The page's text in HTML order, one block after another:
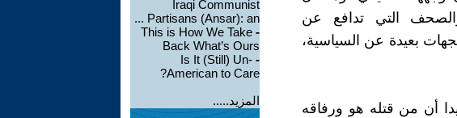
والصحف التي تدافع عن
بعيدة عن السياسية،
أن من قتله هو ورفاقه
Iraqi Communist
Partisans (Ansar): an ...
-
This is How We Take
Back What’s Ours
-
Is It (Still) Un-
American to Care?
المزيد.....